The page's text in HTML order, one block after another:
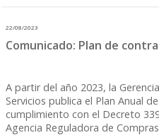
22/08/2023
Comunicado: Plan de
A partir del año 2023, la
Servicios publica el Plan Anual
cumplimiento con el Decreto
Agencia Reguladora de